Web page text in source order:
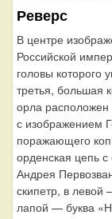
Реверс
В центре
Российской
головы которого
третья, большая
орла
с изображением
поражающего
орденская цепь
Андрея
скипетр, в
лапой — буква